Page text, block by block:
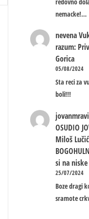
nemacke!…
nevena
razum:
Gorica
05/08/2024
Sta reci za
boli!!!
OSUDIO
Miloš
si na
25/07/2024
Boze dragi
sramote